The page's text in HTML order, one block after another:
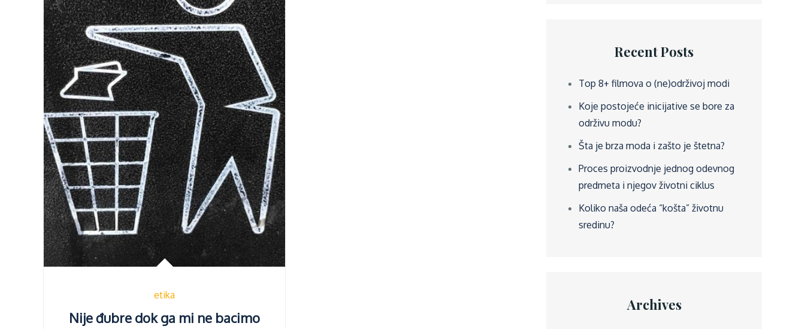
etika
Nije đubre dok ga mi ne bacimo
Recent Posts
Top 8+ filmova o (ne)održivoj modi
Koje postojeće inicijative se bore za
održivu modu?
Šta je brza moda i zašto je štetna?
Proces proizvodnje jednog odevnog
predmeta i njegov životni ciklus
Koliko naša odeća “košta” životnu
sredinu?
Archives